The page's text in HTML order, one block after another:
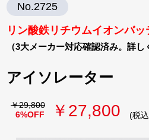
No.2725
リン酸鉄リチウムイオンバッ
（3大メーカー対応確認済み。詳し
アイソレーター
￥29,800
6%OFF
￥27,800 (税